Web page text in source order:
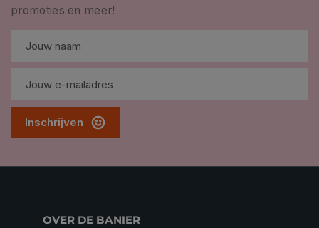
promoties en meer!
Inschrijven
OVER DE BANIER